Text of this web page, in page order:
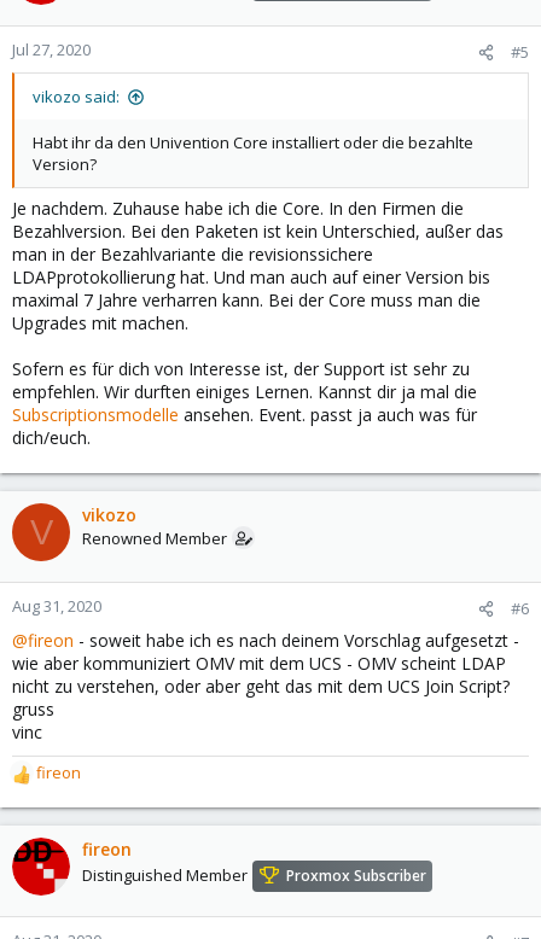
Jul 27, 2020 #5
vikozo said:
Habt ihr da den Univention Core installiert oder die bezahlte
Version?
Je nachdem. Zuhause habe ich die Core. In den Firmen die
Bezahlversion. Bei den Paketen ist kein Unterschied, außer das
man in der Bezahlvariante die revisionssichere
LDAPprotokollierung hat. Und man auch auf einer Version bis
maximal 7 Jahre verharren kann. Bei der Core muss man die
Upgrades mit machen.
Sofern es für dich von Interesse ist, der Support ist sehr zu
empfehlen. Wir durften einiges Lernen. Kannst dir ja mal die
Subscriptionsmodelle ansehen. Event. passt ja auch was für
dich/euch.
V vikozo
Renowned Member
Aug 31, 2020 #6
@fireon - soweit habe ich es nach deinem Vorschlag aufgesetzt -
wie aber kommuniziert OMV mit dem UCS - OMV scheint LDAP
nicht zu verstehen, oder aber geht das mit dem UCS Join Script?
gruss
vinc
R
e
a
c
t
o
n
fireon
fireon
Distinguished Member Proxmox Subscriber